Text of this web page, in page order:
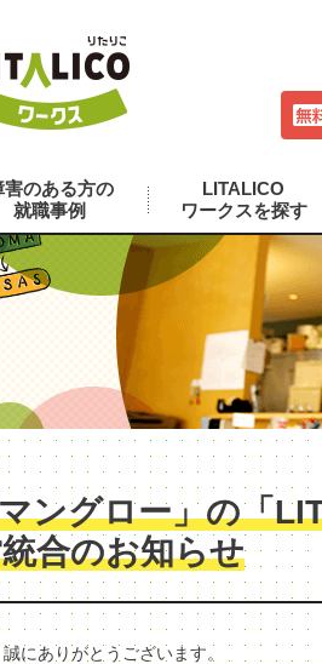
害のある方の
就職事例
LITALICO
ワークスを探す
ングロー」の「
合のお知らせ
にありがとうございます。